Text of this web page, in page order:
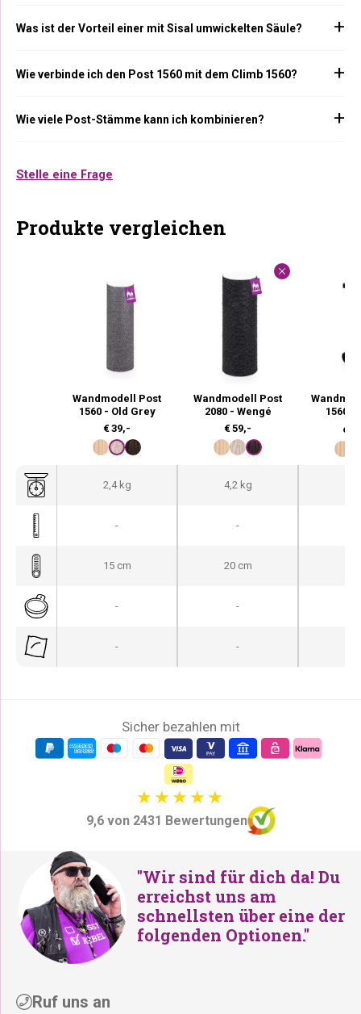
Was ist der Vorteil einer mit Sisal umwickelten Säule?
Wie verbinde ich den Post 1560 mit dem Climb 1560?
Wie viele Post-Stämme kann ich kombinieren?
Stelle eine Frage
Produkte vergleichen
Wandmodell Post
1560 - Old Grey
€39,-
Wandmodell Post
2080 - Wengé
€59,-
1560 -
€
2,4 kg 4,2 kg
- -
15 cm 20 cm
- -
- -
Sicher bezahlen mit
9,6 von 2431 Bewertungen
"Wir sind für dich da! Du
erreichst uns am
schnellsten über eine der
folgenden Optionen."
Ruf uns an